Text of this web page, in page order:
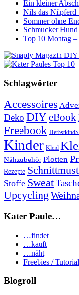
Ein kleiner
Nils das Nilpferd
Sommer ohne
Schmucker
Top 10 Montag
Schlagwörter
Accessoires
Deko DIY eBook
Freebook
Kinder Kleid
Nähzubehör Plotten
Rezepte
Stoffe Sweat
Upcycling
Kater Paule…
…findet
…kauft
…näht
Freebies /
Blogroll